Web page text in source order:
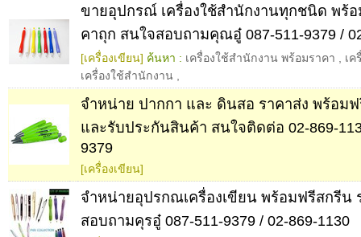
ขายอุปกรณ์ เครื่องใช้สำนักงานทุกชนิด พร้
คาถุก สนใจสอบถามคุณอู๋ 087-511-9379 /
[เครื่องเขียน] ค้นหา : เครื่องใช้สำนักงาน พร้อมราคา
เค
เครื่องใช้สํานักงาน
จำหน่าย ปากกา และ ดินสอ ราคาส่ง พร้อม
และรับประกันสินค้า สนใจติดต่อ 02-869-
9379
[เครื่องเขียน]
จำหน่ายอุปรกณเครื่องเขียน พร้อมฟรีสกรีน
สอบถามคุรอู๋ 087-511-9379 / 02-869-1130